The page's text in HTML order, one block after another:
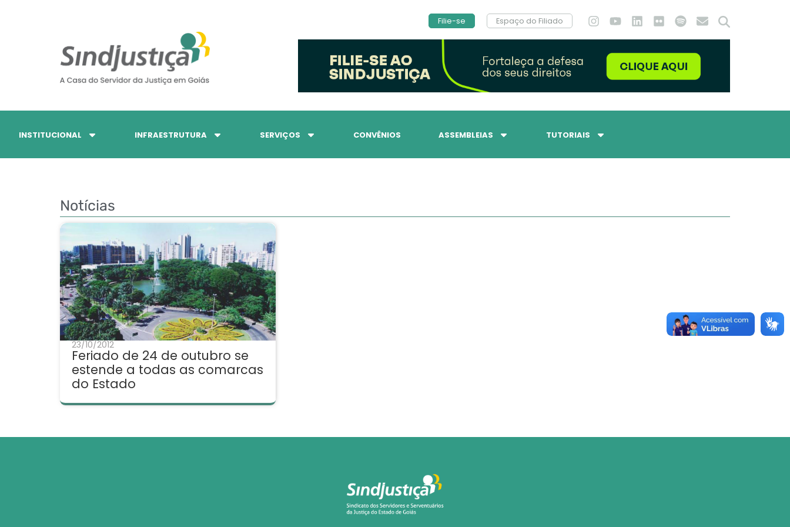
Filie-se Espaço do Filiado
INSTITUCIONAL INFRAESTRUTURA SERVIÇOS CONVÊNIOS ASSEMBLEIAS TUTORIAIS
Notícias
23/10/2012
Feriado de 24 de outubro se
estende a todas as comarcas
do Estado